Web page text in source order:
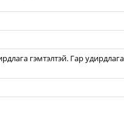
гэмтэлтэй. Гар